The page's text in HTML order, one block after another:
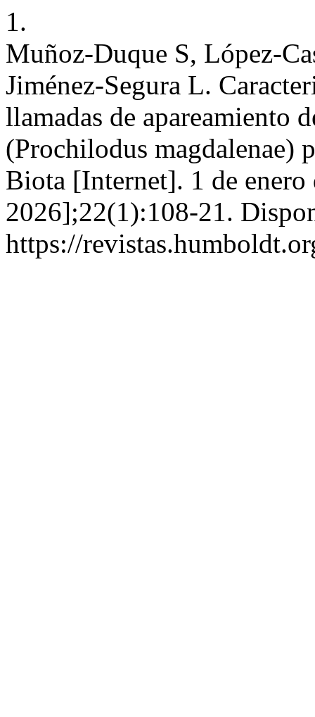
1.
Muñoz-Duque S, López-
Jiménez-Segura L.
llamadas de apareamiento
(Prochilodus magdalenae)
Biota [Internet]. 1 de
2026];22(1):108-21.
https://